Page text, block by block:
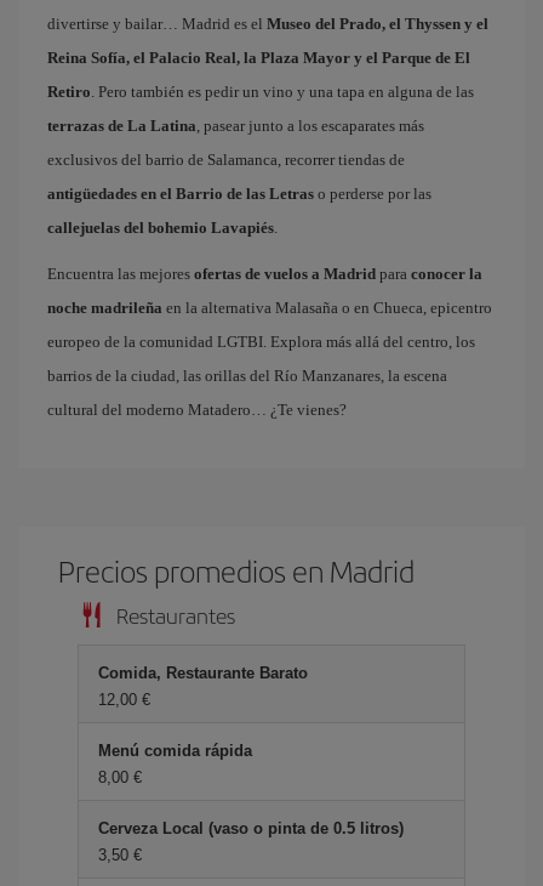
divertirse y bailar… Madrid es el Museo del Prado, el Thyssen y el
Reina Sofía, el Palacio Real, la Plaza Mayor y el Parque de El
Retiro. Pero también es pedir un vino y una tapa en alguna de las
terrazas de La Latina, pasear junto a los escaparates más
exclusivos del barrio de Salamanca, recorrer tiendas de
antigüedades en el Barrio de las Letras o perderse por las
callejuelas del bohemio Lavapiés.
Encuentra las mejores ofertas de vuelos a Madrid para conocer la
noche madrileña en la alternativa Malasaña o en Chueca, epicentro
europeo de la comunidad LGTBI. Explora más allá del centro, los
barrios de la ciudad, las orillas del Río Manzanares, la escena
cultural del moderno Matadero… ¿Te vienes?
Precios promedios en Madrid
Restaurantes
Comida, Restaurante Barato
12,00 €
Menú comida rápida
8,00 €
Cerveza Local (vaso o pinta de 0.5 litros)
3,50 €